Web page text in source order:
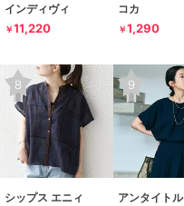
インディヴィ
￥11,220
コカ
￥1,290
シップス エニィ アンタイトル